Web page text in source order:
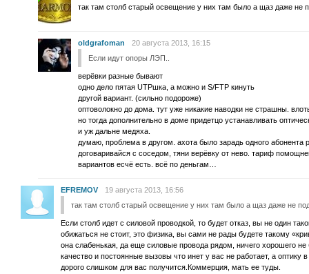
так там столб старый освещение у них там было а щаз даже не
oldgrafoman
20 августа 2013, 16:15
Если идут опоры ЛЭП..
верёвки разные бывают
одно дело пятая UTPшка, а можно и S/FTP кинуть
другой вариант. (сильно подороже)
оптоволокно до дома. тут уже никакие наводки не страшны.
но тогда дополнительно в доме придетцо устанавливать
и уж дальне медяха.
думаю, проблема в другом. ахота было зарадь одного абонента
договаривайся с соседом, тяни верёвку от нево. тариф
вариантов есчё есть. всё по деньгам…
EFREMOV
19 августа 2013, 16:56
так там столб старый освещение у них там было а щаз даже не
Если столб идет с силовой проводкой, то будет отказ, вы не один
обижаться не стоит, это физика, вы сами не рады будете такому
она слабенькая, да еще силовые провода рядом, ничего хорошего
качество и постоянные вызовы что инет у вас не работает, а оптику
дорого слишком для вас получится.Коммерция, мать ее туды.